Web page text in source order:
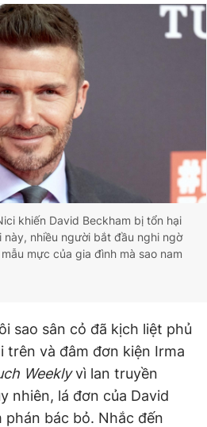
khiến David Beckham bị tổn hại
nhiều người bắt đầu nghi ngờ
mực của gia đình mà sao nam
sao sân cỏ đã kịch liệt phủ
trên và đâm đơn kiện Irma
Weeklyvì lan truyền
nhiên, lá đơn của David
phán bác bỏ. Nhắc đến